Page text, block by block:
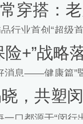
展广场中庭，30
穿搭：
行业首创“超级
牌场景化、立
险+”战略
消息——健康篇”
对外发布“
，共塑
口都源于“闵行